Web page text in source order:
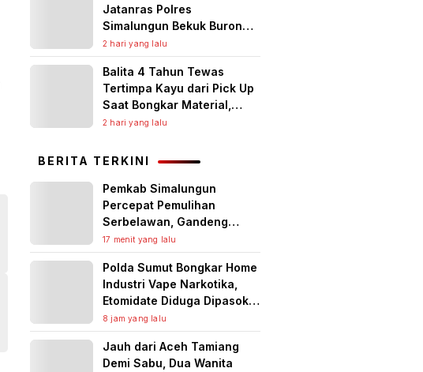
Jatanras Polres
Simalungun Bekuk Buronan
Pencurian Uang Puluhan
Juta
2 hari yang lalu
Balita 4 Tahun Tewas
Tertimpa Kayu dari Pick Up
Saat Bongkar Material,
Polisi Lakukan Olah TKP
2 hari yang lalu
BERITA TERKINI
Pemkab Simalungun
Percepat Pemulihan
Serbelawan, Gandeng
Dunia Usaha Benahi
Fasilitas Umum dan Siapkan
Solusi Cegah Banjir
Berulang
17 menit yang lalu
Polda Sumut Bongkar Home
Industri Vape Narkotika,
Etomidate Diduga Dipasok
dari Kamboja
8 jam yang lalu
Jauh dari Aceh Tamiang
Demi Sabu, Dua Wanita